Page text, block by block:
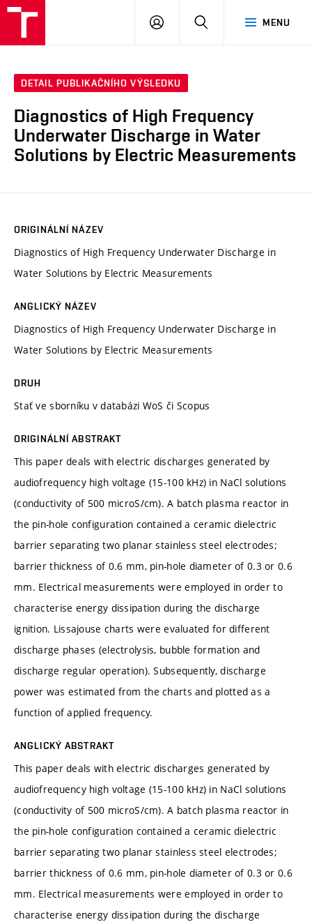
MENU
PŘIHLÁSIT
DETAIL PUBLIKAČNÍHO VÝSLEDKU
Diagnostics of High Frequency
Underwater Discharge in Water
Solutions by Electric Measurements
ORIGINÁLNÍ NÁZEV
Diagnostics of High Frequency Underwater Discharge in
Water Solutions by Electric Measurements
ANGLICKÝ NÁZEV
Diagnostics of High Frequency Underwater Discharge in
Water Solutions by Electric Measurements
DRUH
Stať ve sborníku v databázi WoS či Scopus
ORIGINÁLNÍ ABSTRAKT
This paper deals with electric discharges generated by
audiofrequency high voltage (15-100 kHz) in NaCl solutions
(conductivity of 500 microS/cm). A batch plasma reactor in
the pin-hole configuration contained a ceramic dielectric
barrier separating two planar stainless steel electrodes;
barrier thickness of 0.6 mm, pin-hole diameter of 0.3 or 0.6
mm. Electrical measurements were employed in order to
characterise energy dissipation during the discharge
ignition. Lissajouse charts were evaluated for different
discharge phases (electrolysis, bubble formation and
discharge regular operation). Subsequently, discharge
power was estimated from the charts and plotted as a
function of applied frequency.
ANGLICKÝ ABSTRAKT
This paper deals with electric discharges generated by
audiofrequency high voltage (15-100 kHz) in NaCl solutions
(conductivity of 500 microS/cm). A batch plasma reactor in
the pin-hole configuration contained a ceramic dielectric
barrier separating two planar stainless steel electrodes;
barrier thickness of 0.6 mm, pin-hole diameter of 0.3 or 0.6
mm. Electrical measurements were employed in order to
characterise energy dissipation during the discharge